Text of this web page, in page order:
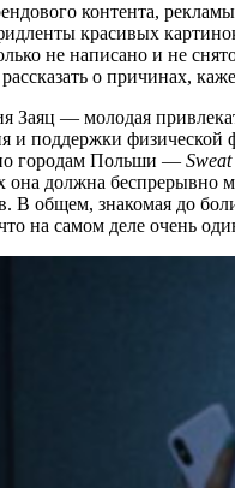
контента,
красивых
не написано и не
о причинах,
Заяц — молодая
и поддержки
городам Польши — Sweat
она должна
В общем, знакомая до
на самом деле очень